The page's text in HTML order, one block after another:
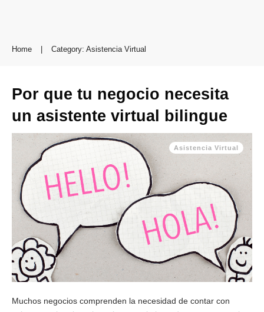
Home Category: Asistencia Virtual
Por que tu negocio necesita
un asistente virtual bilingue
Asistencia Virtual
Muchos negocios comprenden la necesidad de contar con